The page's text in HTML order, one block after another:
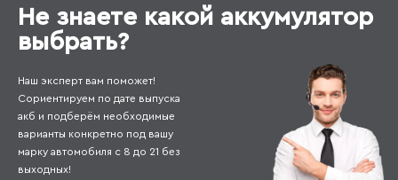
Не знаете какой аккумулятор
выбрать?
Наш эксперт вам поможет!
Сориентируем по дате выпуска
акб и подберём необходимые
варианты конкретно под вашу
марку автомобиля с 8 до 21 без
выходных!